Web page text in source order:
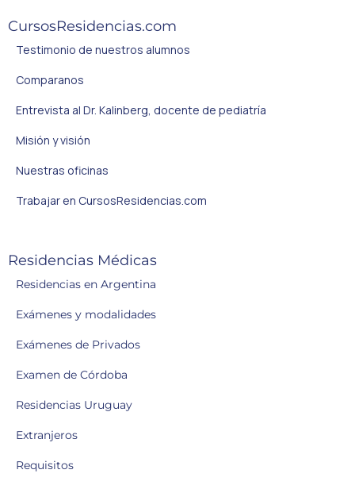
CursosResidencias.com
Testimonio de nuestros alumnos
Comparanos
Entrevista al Dr. Kalinberg, docente de pediatría
Misión y visión
Nuestras oficinas
Trabajar en CursosResidencias.com
Residencias Médicas
Residencias en Argentina
Exámenes y modalidades
Exámenes de Privados
Examen de Córdoba
Residencias Uruguay
Extranjeros
Requisitos